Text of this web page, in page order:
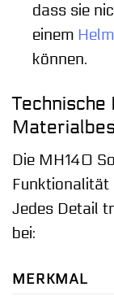
dass sie
einem Helm
können.
Technische
Die MH140
Funktionalität
Jedes Detail
bei:
MERKMAL